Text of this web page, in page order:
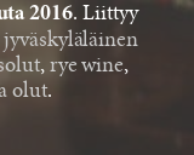
2016. Liittyy
jyväskyläläinen
, rye wine,
olut.